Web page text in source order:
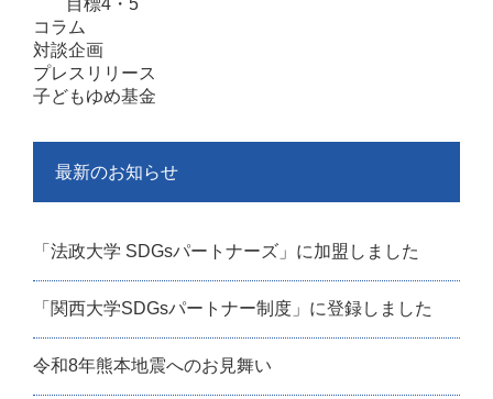
目標4・5
コラム
対談企画
プレスリリース
子どもゆめ基金
最新のお知らせ
「法政大学 SDGsパートナーズ」に加盟しました
「関西大学SDGsパートナー制度」に登録しました
令和8年熊本地震へのお見舞い